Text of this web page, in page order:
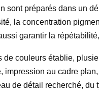
sont préparés dans
la concentration
garantir la
couleurs établie,
au cadre
de détail recherché,